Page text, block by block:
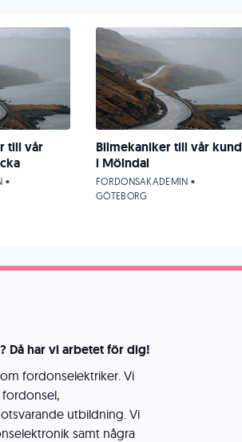
Då har vi arbetet för dig!
fordonselektriker. Vi
utbildning. Vi
samt några
till vår
•
Bilmekaniker till vår kund
i Mölndal
FORDONSAKADEMIN •
GÖTEBORG